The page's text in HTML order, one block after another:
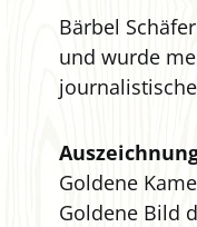
Bärbel
und wurde
Goldene
Goldene Bild